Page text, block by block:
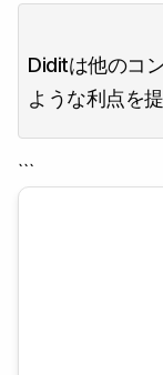
Diditは他のコ
ような利点を
```